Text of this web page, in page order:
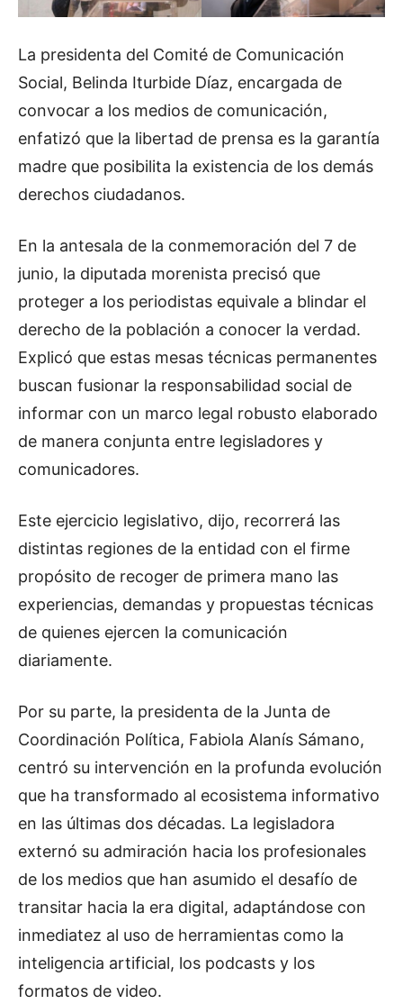
La presidenta del Comité de Comunicación
Social, Belinda Iturbide Díaz, encargada de
convocar a los medios de comunicación,
enfatizó que la libertad de prensa es la garantía
madre que posibilita la existencia de los demás
derechos ciudadanos.
En la antesala de la conmemoración del 7 de
junio, la diputada morenista precisó que
proteger a los periodistas equivale a blindar el
derecho de la población a conocer la verdad.
Explicó que estas mesas técnicas permanentes
buscan fusionar la responsabilidad social de
informar con un marco legal robusto elaborado
de manera conjunta entre legisladores y
comunicadores.
Este ejercicio legislativo, dijo, recorrerá las
distintas regiones de la entidad con el firme
propósito de recoger de primera mano las
experiencias, demandas y propuestas técnicas
de quienes ejercen la comunicación
diariamente.
Por su parte, la presidenta de la Junta de
Coordinación Política, Fabiola Alanís Sámano,
centró su intervención en la profunda evolución
que ha transformado al ecosistema informativo
en las últimas dos décadas. La legisladora
externó su admiración hacia los profesionales
de los medios que han asumido el desafío de
transitar hacia la era digital, adaptándose con
inmediatez al uso de herramientas como la
inteligencia artificial, los podcasts y los
formatos de video.